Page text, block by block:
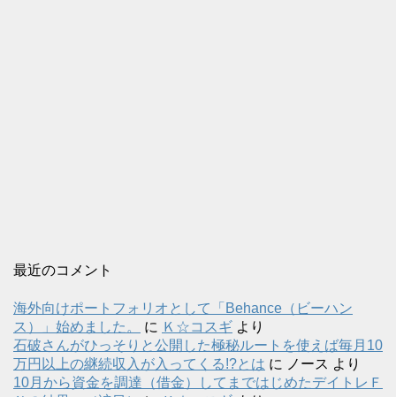
最近のコメント
海外向けポートフォリオとして「Behance（ビーハン
ス）」始めました。
に Ｋ☆コスギ より
石破さんがひっそりと公開した極秘ルートを使えば毎月10
万円以上の継続収入が入ってくる!?とは に ノース より
10月から資金を調達（借金）してまではじめたデイトレＦ